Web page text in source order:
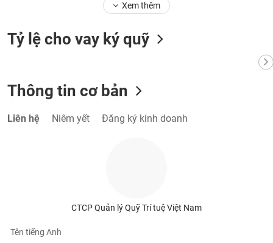
Xem thêm
Tỷ lệ cho vay ký quỹ
Thông tin cơ bản
Liên hệ Niêm yết Đăng ký kinh doanh
CTCP Quản lý Quỹ Trí tuệ Việt Nam
Tên tiếng Anh